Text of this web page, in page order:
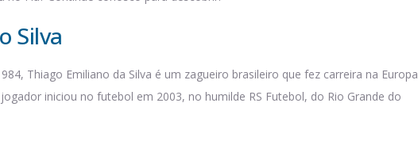
Silva
Thiago Emiliano da Silva é um zagueiro brasileiro que fez carreira na Europa
iniciou no futebol em 2003, no humilde RS Futebol, do Rio Grande do